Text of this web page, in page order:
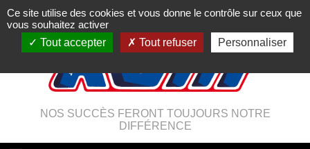
NOS SUCCÈS FERONT TOUJOURS NOTRE
DIFFÉRENCE
Ce site utilise des cookies et vous donne le contrôle sur ceux que
vous souhaitez activer
Tout accepter
Tout refuser Personnaliser